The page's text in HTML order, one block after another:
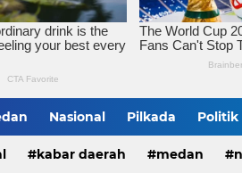
Nasional Pilkada Politik
kabar daerah medan